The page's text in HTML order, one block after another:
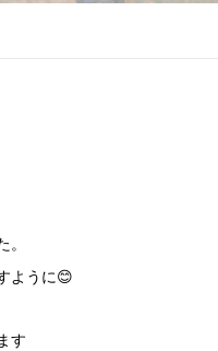
。
ように😊
す